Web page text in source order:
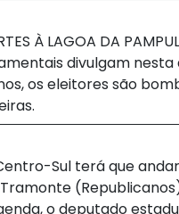
À LAGOA DA
divulgam
os eleitores são
Sul terá que
Tramonte
o deputado